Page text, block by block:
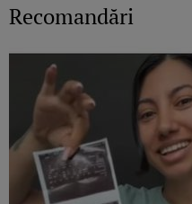
Recomandări